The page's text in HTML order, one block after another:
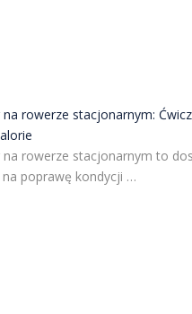
rowerze stacjonarnym: Ćwicz
na rowerze stacjonarnym to
poprawę kondycji …